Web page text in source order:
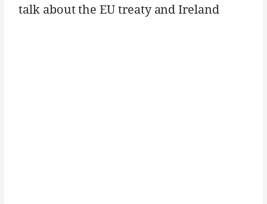
talk about the EU treaty and Ireland